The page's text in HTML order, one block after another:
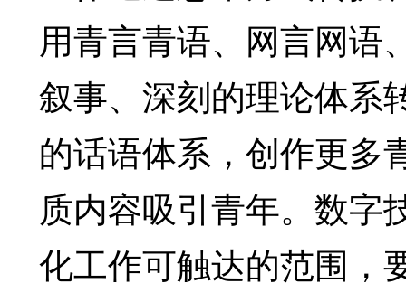
用青言青语、网言网语
叙事、深刻的理论体系
的话语体系，创作更多
质内容吸引青年。数字
化工作可触达的范围，